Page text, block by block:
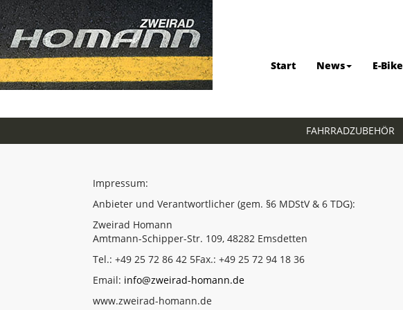
Start News E-Bike
FAHRRADZUBEHÖR
Impressum:
Anbieter und Verantwortlicher (gem. §6 MDStV & 6 TDG):
Zweirad Homann
Amtmann-Schipper-Str. 109, 48282 Emsdetten
Tel.: +49 25 72 86 42 5Fax.: +49 25 72 94 18 36
Email: info@zweirad-homann.de
www.zweirad-homann.de